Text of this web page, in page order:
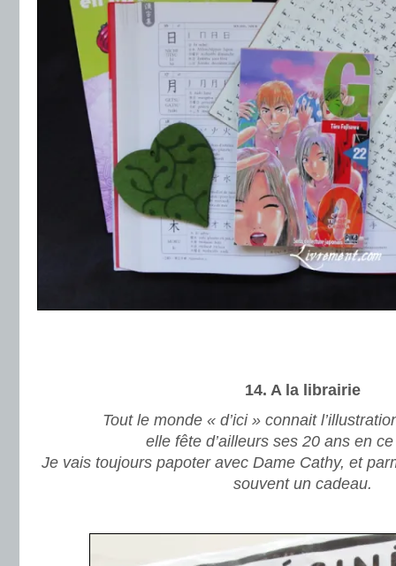
14. A la librairie
Tout le monde « d’ici » connait
elle fête d’ailleurs ses 20 ans en
Je vais toujours papoter avec Dame Cathy, et
souvent un cadeau.